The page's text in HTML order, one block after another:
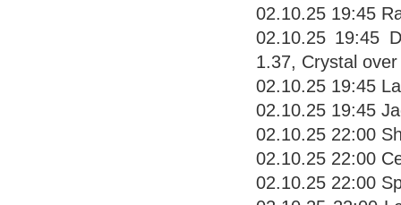
02.10.25 19:45
02.10.25 19:45
1.37, Crystal
02.10.25 19:45
02.10.25 19:45
02.10.25 22:00
02.10.25 22:00
02.10.25 22:00